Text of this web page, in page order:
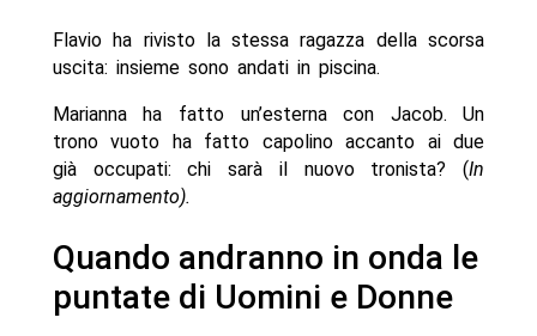
Flavio ha rivisto la stessa ragazza della scorsa
uscita: insieme sono andati in piscina.
Marianna ha fatto un’esterna con Jacob. Un
trono vuoto ha fatto capolino accanto ai due
già occupati: chi sarà il nuovo tronista? (In
aggiornamento).
Quando andranno in onda le
puntate di Uomini e Donne